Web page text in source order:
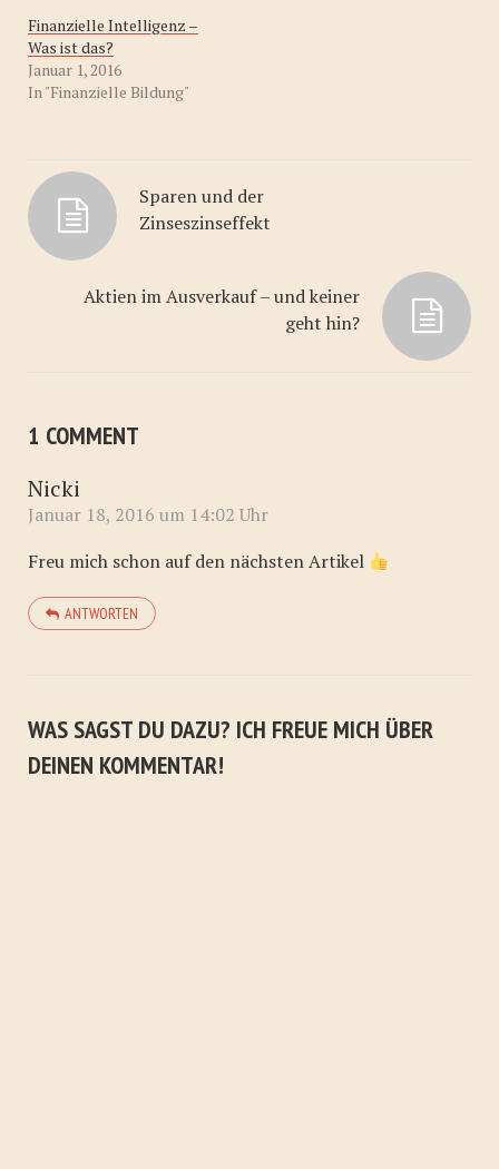
Finanzielle Intelligenz –
Was ist das?
Januar 1, 2016
In "Finanzielle Bildung"
Sparen und der
Zinseszinseffekt
Aktien im Ausverkauf – und keiner
geht hin?
1 COMMENT
Nicki
Januar 18, 2016 um 14:02 Uhr
Freu mich schon auf den nächsten Artikel
ANTWORTEN
WAS SAGST DU DAZU? ICH FREUE MICH ÜBER
DEINEN KOMMENTAR!